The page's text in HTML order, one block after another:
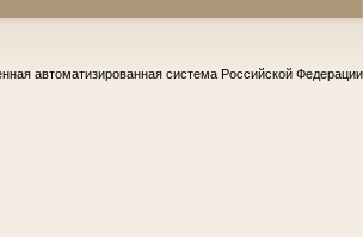
автоматизированная система Российской